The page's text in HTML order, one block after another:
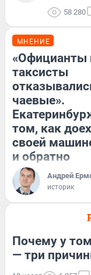
58 280
МНЕНИЕ
«Официанты
таксисты
чаевые».
том, как
своей
и обратно
Андрей
историк
Почему у
— три